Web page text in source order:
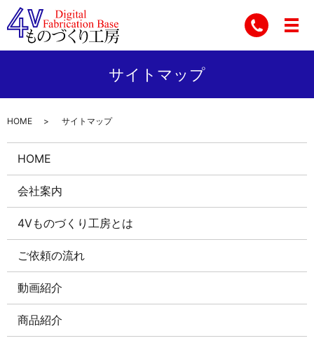
サイトマップ
HOME サイトマップ
HOME
会社案内
4Vものづくり工房とは
ご依頼の流れ
動画紹介
商品紹介